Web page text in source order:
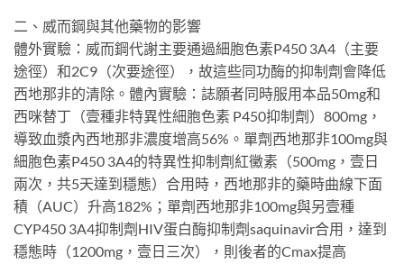
二、威而鋼與其他藥物的影響
體外實驗：威而鋼代謝主要通過細胞色素P450 3A4（主要
途徑）和2C9（次要途徑），故這些同功酶的抑制劑會降低
西地那非的清除。體內實驗：誌願者同時服用本品50mg和
西咪替丁（壹種非特異性細胞色素 P450抑制劑）800mg，
導致血漿內西地那非濃度增高56%。單劑西地那非100mg與
細胞色素P450 3A4的特異性抑制劑紅黴素（500mg，壹日
兩次，共5天達到穩態）合用時，西地那非的藥時曲線下面
積（AUC）升高182%；單劑西地那非100mg與另壹種
CYP450 3A4抑制劑HIV蛋白酶抑制劑saquinavir合用，達到
穩態時（1200mg，壹日三次），則後者的Cmax提高